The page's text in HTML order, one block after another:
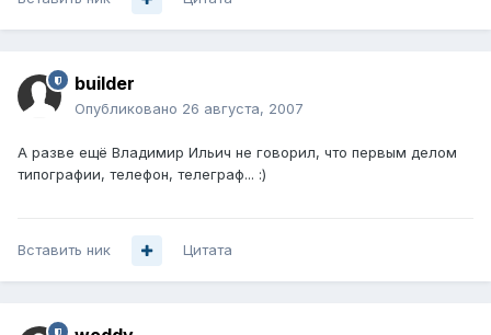
builder
Опубликовано 26 августа, 2007
А разве ещё Владимир Ильич не говорил, что первым делом
типографии, телефон, телеграф... :)
Вставить ник Цитата